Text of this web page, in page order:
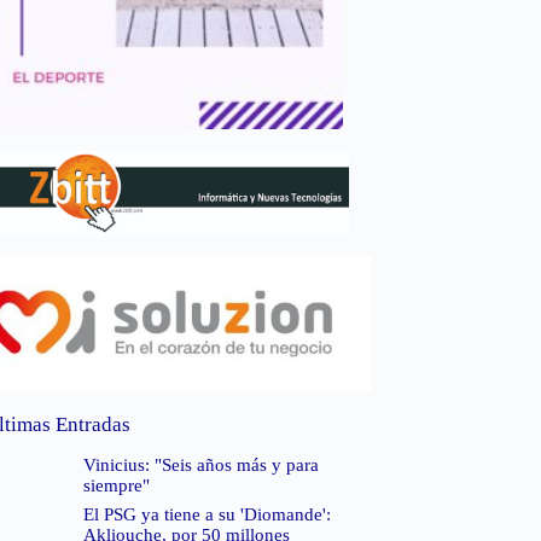
Entradas
Vinicius: "Seis años más y para
siempre"
El PSG ya tiene a su 'Diomande':
Akliouche, por 50 millones